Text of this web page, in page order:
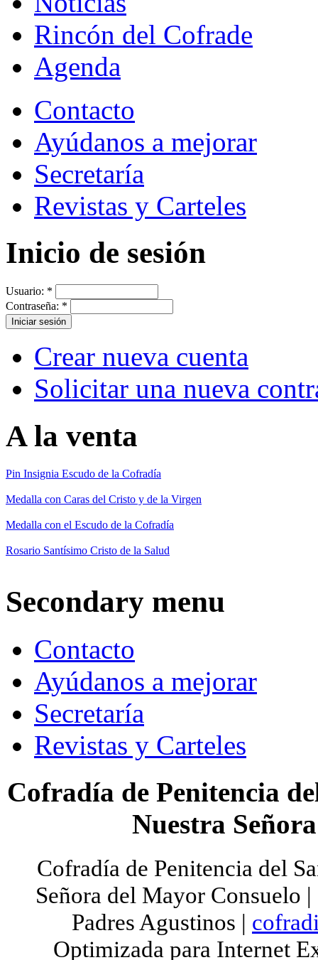
Rincón del Cofrade
Agenda
Contacto
Ayúdanos a mejorar
Secretaría
Revistas y Carteles
Inicio de sesión
Usuario: *
Contraseña: *
Crear nueva cuenta
Solicitar una nueva
A la venta
Pin Insignia Escudo de la Cofradía
Medalla con Caras del Cristo y de la Virgen
Medalla con el Escudo de la Cofradía
Rosario Santísimo Cristo de la Salud
Secondary menu
Contacto
Ayúdanos a mejorar
Secretaría
Revistas y Carteles
Cofradía de Penitencia
Nuestra
Cofradía de Penitencia del
Señora del Mayor Consuelo
Padres Agustinos |
Optimizada para Internet